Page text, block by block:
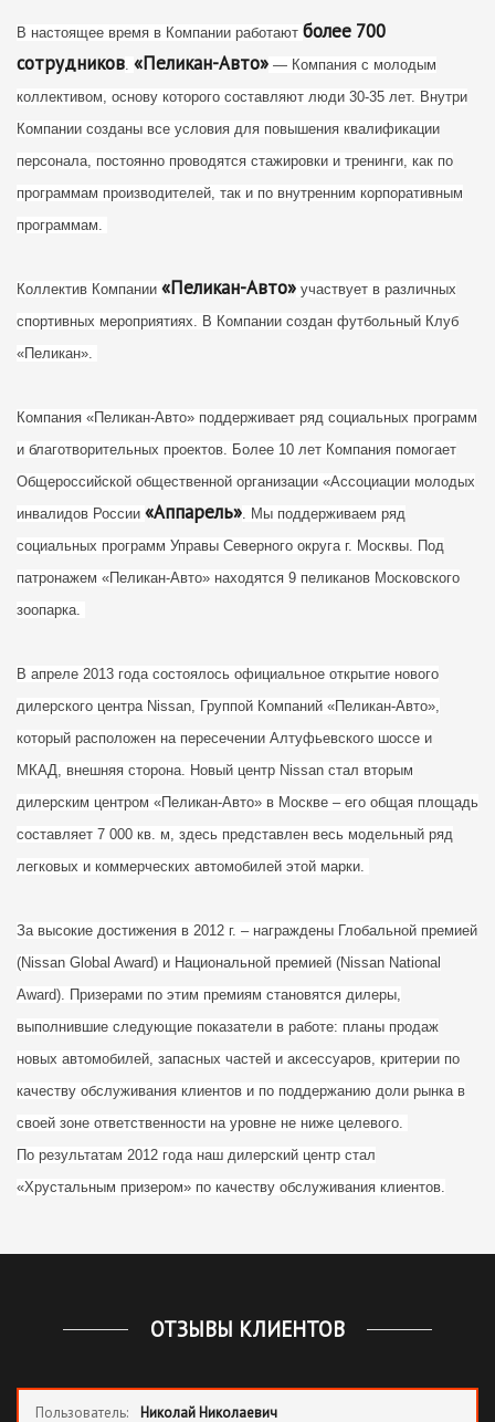
В настоящее время в Компании работают более 700
сотрудников. «Пеликан-Авто» — Компания с молодым
коллективом, основу которого составляют люди 30-35 лет. Внутри
Компании созданы все условия для повышения квалификации
персонала, постоянно проводятся стажировки и тренинги, как по
программам производителей, так и по внутренним корпоративным
программам.
Коллектив Компании «Пеликан-Авто» участвует в различных
спортивных мероприятиях. В Компании создан футбольный Клуб
«Пеликан».
Компания «Пеликан-Авто» поддерживает ряд социальных программ
и благотворительных проектов. Более 10 лет Компания помогает
Общероссийской общественной организации «Ассоциации молодых
инвалидов России «Аппарель». Мы поддерживаем ряд
социальных программ Управы Северного округа г. Москвы. Под
патронажем «Пеликан-Авто» находятся 9 пеликанов Московского
зоопарка.
В апреле 2013 года состоялось официальное открытие нового
дилерского центра Nissan, Группой Компаний «Пеликан-Авто»,
который расположен на пересечении Алтуфьевского шоссе и
МКАД, внешняя сторона. Новый центр Nissan стал вторым
дилерским центром «Пеликан-Авто» в Москве – его общая площадь
составляет 7 000 кв. м, здесь представлен весь модельный ряд
легковых и коммерческих автомобилей этой марки.
За высокие достижения в 2012 г. – награждены Глобальной премией
(Nissan Global Award) и Национальной премией (Nissan National
Award). Призерами по этим премиям становятся дилеры,
выполнившие следующие показатели в работе: планы продаж
новых автомобилей, запасных частей и аксессуаров, критерии по
качеству обслуживания клиентов и по поддержанию доли рынка в
своей зоне ответственности на уровне не ниже целевого.
По результатам 2012 года наш дилерский центр стал
«Хрустальным призером» по качеству обслуживания клиентов.
ОТЗЫВЫ КЛИЕНТОВ
Пользователь:
Николай Николаевич